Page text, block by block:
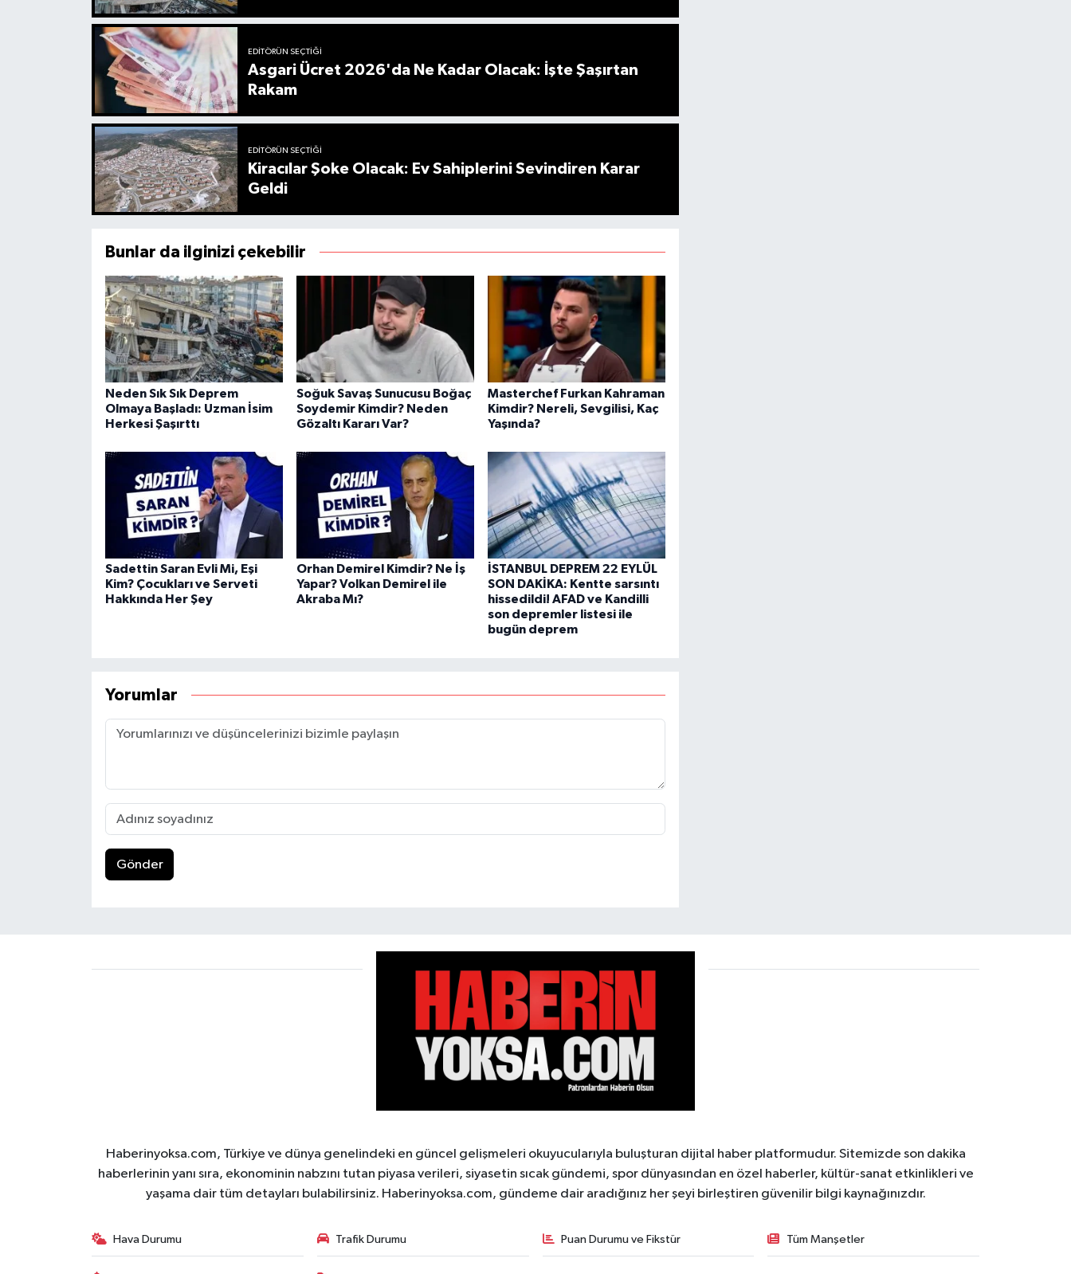
EDITÖRÜN SEÇTIĞI
Asgari Ücret 2026'da Ne Kadar Olacak: İşte Şaşırtan
Rakam
EDITÖRÜN SEÇTIĞI
Kiracılar Şoke Olacak: Ev Sahiplerini Sevindiren Karar
Geldi
Bunlar da ilginizi çekebilir
Neden Sık Sık Deprem
Olmaya Başladı: Uzman İsim
Herkesi Şaşırttı
Soğuk Savaş Sunucusu Boğaç
Soydemir Kimdir? Neden
Gözaltı Kararı Var?
Masterchef Furkan Kahraman
Kimdir? Nereli, Sevgilisi, Kaç
Yaşında?
Sadettin Saran Evli Mi, Eşi
Kim? Çocukları ve Serveti
Hakkında Her Şey
Orhan Demirel Kimdir? Ne İş
Yapar? Volkan Demirel ile
Akraba Mı?
İSTANBUL DEPREM 22 EYLÜL
SON DAKİKA: Kentte sarsıntı
hissedildi! AFAD ve Kandilli
son depremler listesi ile
bugün deprem
Yorumlar
Gönder
Haberinyoksa.com, Türkiye ve dünya genelindeki en güncel gelişmeleri okuyucularıyla buluşturan dijital haber platformudur. Sitemizde son dakika
haberlerinin yanı sıra, ekonominin nabzını tutan piyasa verileri, siyasetin sıcak gündemi, spor dünyasından en özel haberler, kültür-sanat etkinlikleri ve
yaşama dair tüm detayları bulabilirsiniz. Haberinyoksa.com, gündeme dair aradığınız her şeyi birleştiren güvenilir bilgi kaynağınızdır.
Hava Durumu Trafik Durumu Puan Durumu ve Fikstür Tüm Manşetler